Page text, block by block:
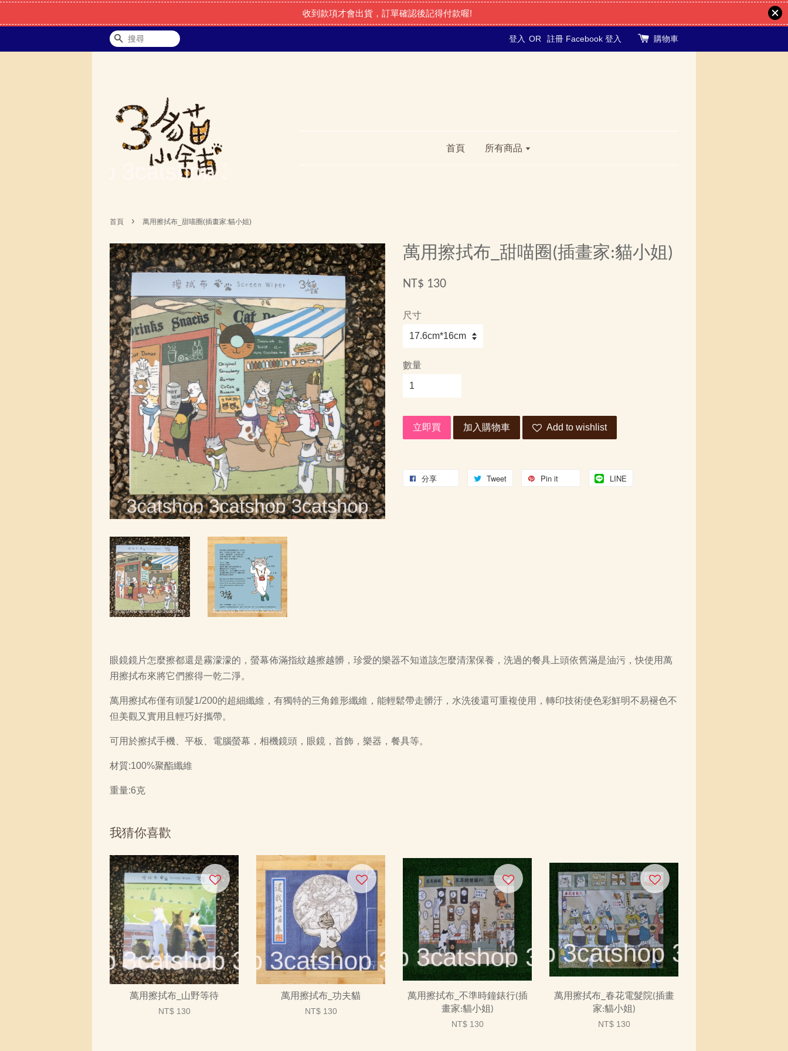
收到款項才會出貨，訂單確認後記得付款喔!
搜尋 登入 OR 註冊 Facebook 登入 購物車
首頁 所有商品
首頁 › 萬用擦拭布_甜喵圈(插畫家:貓小姐)
萬用擦拭布_甜喵圈(插畫家:貓小姐)
NT$ 130
尺寸
數量
立即買 加入購物車 Add to wishlist
分享 Tweet Pin it LINE
眼鏡鏡片怎麼擦都還是霧濛濛的，螢幕佈滿指紋越擦越髒，珍愛的樂器不知道該怎麼清潔保養，洗過的餐具上頭依舊滿是油污，快使用萬
用擦拭布來將它們擦得一乾二淨。
萬用擦拭布僅有頭髮1/200的超細纖維，有獨特的三角錐形纖維，能輕鬆帶走髒汙，水洗後還可重複使用，轉印技術使色彩鮮明不易褪色不
但美觀又實用且輕巧好攜帶。
可用於擦拭手機、平板、電腦螢幕，相機鏡頭，眼鏡，首飾，樂器，餐具等。
材質:100%聚酯纖維
重量:6克
我猜你喜歡
萬用擦拭布_山野等待
NT$ 130
萬用擦拭布_功夫貓
NT$ 130
萬用擦拭布_不準時鐘錶行(插
畫家:貓小姐)
NT$ 130
萬用擦拭布_春花電髮院(插畫
家:貓小姐)
NT$ 130